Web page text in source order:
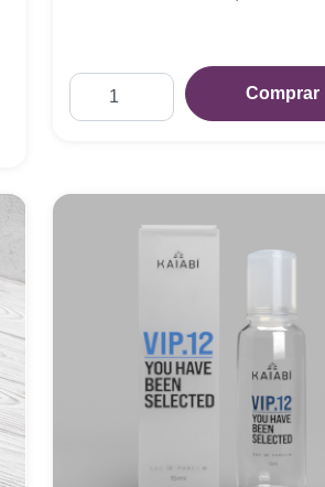
Comprar